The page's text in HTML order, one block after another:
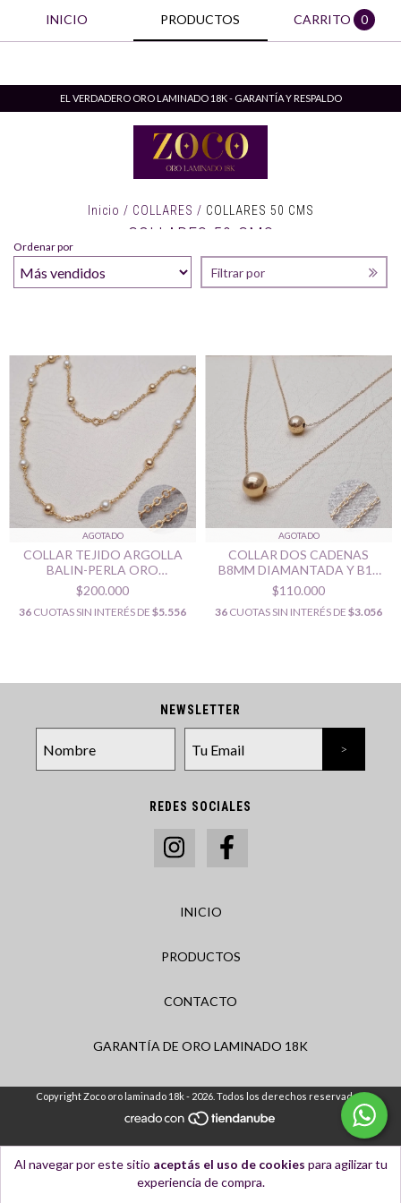
INICIO PRODUCTOS CARRITO 0
EL VERDADERO ORO LAMINADO 18K - GARANTÍA Y RESPALDO
Al navegar por este sitio aceptás el uso de cookies para agilizar tu
experiencia de compra.
Inicio / COLLARES / COLLARES 50 CMS
COLLARES 50 CMS
Ordenar por
Filtrar por
AGOTADO
COLLAR TEJIDO ARGOLLA
BALIN-PERLA ORO
LAMINADO 18K
$200.000
36 CUOTAS SIN INTERÉS DE $5.556
AGOTADO
COLLAR DOS CADENAS
B8MM DIAMANTADA Y B10
LISA ORO LAMINADO 18K
$110.000
36 CUOTAS SIN INTERÉS DE $3.056
NEWSLETTER
REDES SOCIALES
INICIO
PRODUCTOS
CONTACTO
GARANTÍA DE ORO LAMINADO 18K
Copyright Zoco oro laminado 18k - 2026. Todos los derechos reservados.